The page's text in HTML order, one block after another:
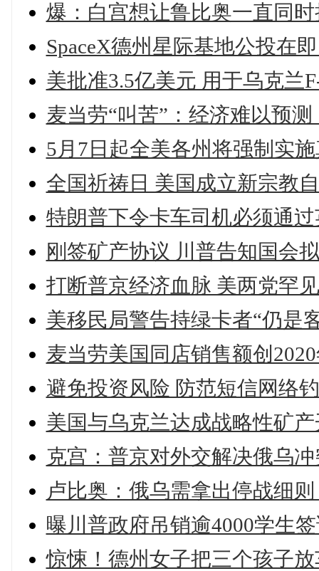
爆：白宫想让鲁比奥一直同
SpaceX德州星际基地公投在
美批准3.5亿美元 用于乌克兰
麦当劳“叫苦”：经济难以预
5月7日起全美各州将强制实
全国祈祷日 美国成立新宗教
特朗普下令卡车司机必须通
刚签矿产协议 川普告知国会
打断普京经济血脉 美两党罕
美移民局警告持绿卡者“仍是
麦当劳美国同店销售额创
避免投资风险 防范短信网络
美国与乌克兰达成战略性矿
克宫：普京对外交解决俄乌
卢比奥：俄乌需拿出停战细
曝川普政府吊销逾4000学生
惊悚！德州女子把三个孩子